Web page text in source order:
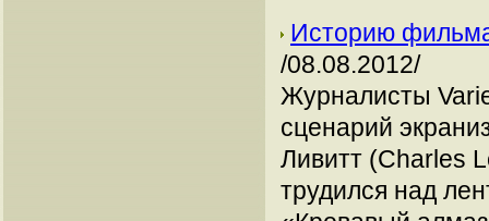
Историю
/08.08.2012/
Журналисты
сценарий
Ливитт (Charles
трудился над